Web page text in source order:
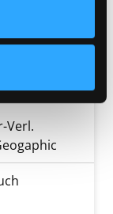
Spuren
nach
nach diesem
Verl.